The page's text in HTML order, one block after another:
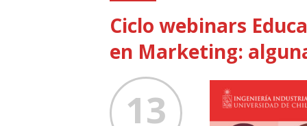
Ciclo webinars
en Marketing:
13